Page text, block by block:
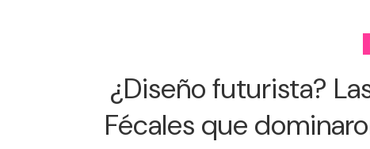
¿Diseño futurista?
Fécales que